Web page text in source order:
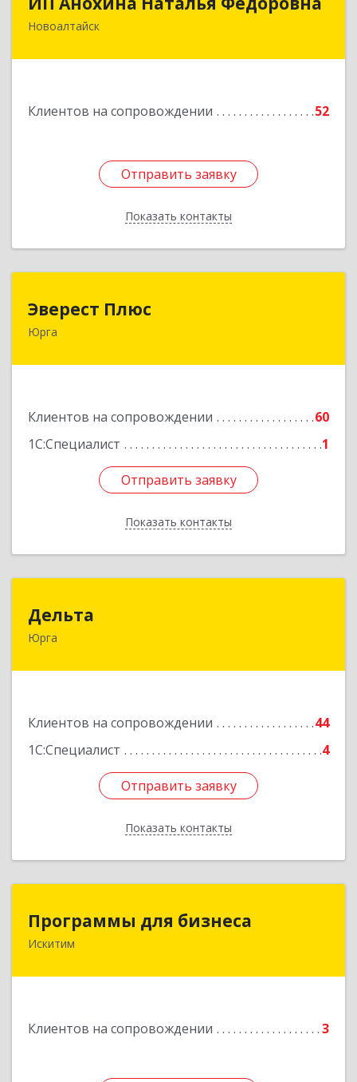
Новоалтайск
Клиентов на сопровождении 52
Отправить заявку
Показать контакты
658041, Алтайский край, Новоалтайск г,
Отправить заявку
Назад
Эверест Плюс
Юрга
Клиентов на сопровождении
60
1С:Специалист
1
Отправить заявку
Показать контакты
652055, Кемеровская обл, Юрга г, Московская
Отправить заявку
Назад
Дельта
Юрга
Клиентов на сопровождении
44
1С:Специалист
4
Отправить заявку
Показать контакты
Отправить заявку
Назад
Программы для бизнеса
Искитим
Клиентов на сопровождении 3
Программы для бизнеса